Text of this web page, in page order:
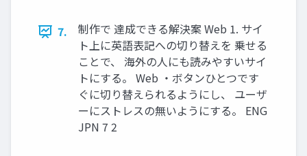
7.
制作で 達成できる解決案 Web 1. サイ
ト上に英語表記への切り替えを 乗せる
ことで、 海外の人にも読みやすいサイ
トにする。 Web ・ボタンひとつです
ぐに切り替えられるようにし、 ユーザ
ーにストレスの無いようにする。 ENG
JPN 7 2